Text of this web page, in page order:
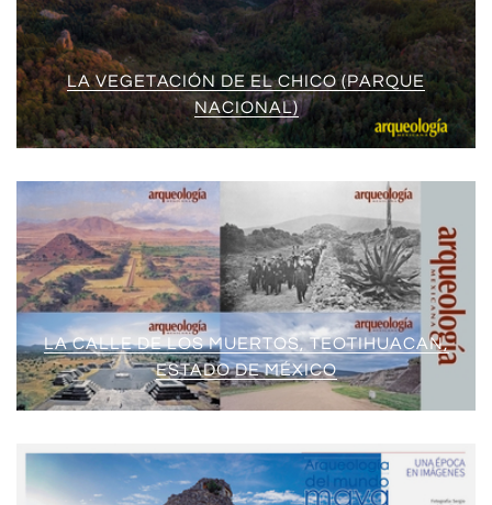
LA VEGETACIÓN DE EL CHICO (PARQUE
NACIONAL)
LA CALLE DE LOS MUERTOS, TEOTIHUACAN,
ESTADO DE MÉXICO